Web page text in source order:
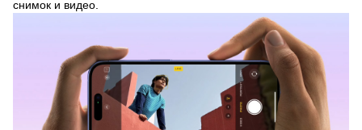
снимок и видео.